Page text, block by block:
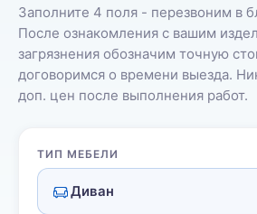
Заполните 4 поля - перезвоним в
После ознакомления с вашим
загрязнения обозначим точную
договоримся о времени выезда.
доп. цен после выполнения работ.
ТИП МЕБЕЛИ
Диван